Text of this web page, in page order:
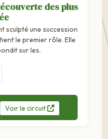
des plus
sculpté une succession
le premier rôle. Elle
sur les.
Voirle circuit